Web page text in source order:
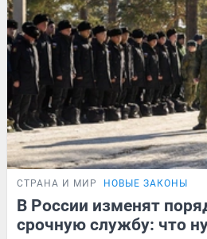
СТРАНА И МИР НОВЫЕ ЗАКОНЫ
В России изменят
срочную службу: что